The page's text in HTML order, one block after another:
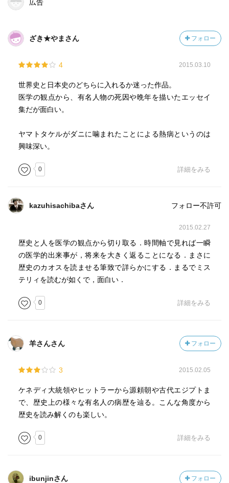
広告
ざき★やまさん フォロー
4 2015.03.10
世界史と日本史のどちらに入れるか迷った作品。
医学の観点から、有名人物の死因や晩年を描いたエッセイ
集だが面白い。
ヤマトタケルがダニに噛まれたことによる熱病というのは
興味深い。
0 詳細をみる
kazuhisachibaさん フォロー不許可
2015.02.27
歴史と人を医学の観点から切り取る．時間軸で見れば一瞬
の医学的出来事が，将来を大きく返ることになる．まさに
歴史のカオスを読ませる筆致で詳らかにする．まるでミス
テリィを読むが如くで，面白い．
0 詳細をみる
羊さんさん フォロー
3 2015.02.05
ケネディ大統領やヒットラーから源頼朝や古代エジプトま
で、歴史上の様々な有名人の病歴を辿る。こんな角度から
歴史を読み解くのも楽しい。
0 詳細をみる
ibunjinさん フォロー